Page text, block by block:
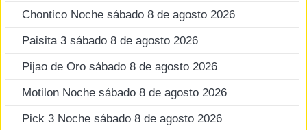
Chontico Noche sábado 8 de agosto 2026
Paisita 3 sábado 8 de agosto 2026
Pijao de Oro sábado 8 de agosto 2026
Motilon Noche sábado 8 de agosto 2026
Pick 3 Noche sábado 8 de agosto 2026